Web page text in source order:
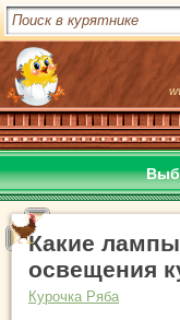
Какие
освещения
Курочка Ряба